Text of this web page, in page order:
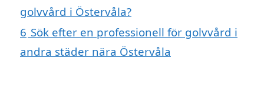
golvvård i Östervåla?
6 Sök efter en professionell för golvvård i
andra städer nära Östervåla